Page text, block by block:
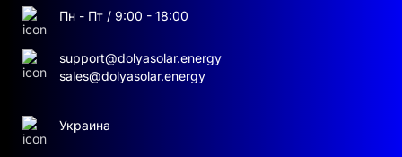
Пн - Пт / 9:00 - 18:00
support@dolyasolar.energy
sales@dolyasolar.energy
Украина